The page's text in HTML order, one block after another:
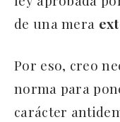
de una mera
Por eso, creo
norma para
carácter